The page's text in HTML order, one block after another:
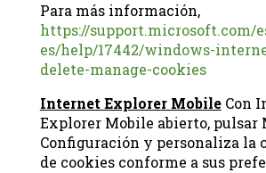
Para más información,
https://support.microsoft.com/
es/help/17442/windows-
delete-manage-cookies
Internet Explorer MobileCon
Explorer Mobile abierto, pulsar
Configuración y personaliza la
de cookies conforme a sus